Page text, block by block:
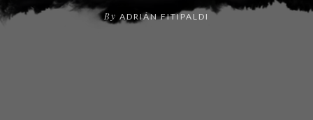
By ADRIÁN FITIPALDI